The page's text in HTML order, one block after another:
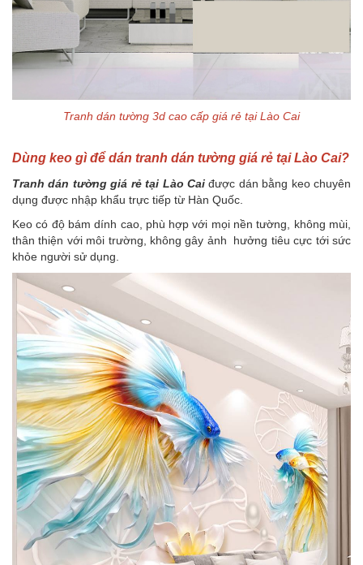
Tranh dán tường 3d cao cấp giá rẻ tại Lào Cai
Dùng keo gì để dán tranh dán tường giá rẻ tại Lào Cai?
Tranh dán tường giá rẻ tại Lào Caiđược dán bằng keo chuyên
dụng được nhập khẩu trực tiếp từ Hàn Quốc.
Keo có độ bám dính cao, phù hợp với mọi nền tường, không mùi,
thân thiện với môi trường, không gây ảnh hưởng tiêu cực tới sức
khỏe người sử dụng.